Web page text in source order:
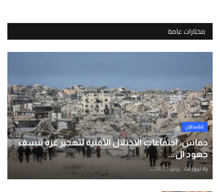
مختارات عامة
فلسطين
حماس: اجتماعات الاحتلال الأمنية لتهجير غزة تنسف
جهود ال...
يلا نيوز نت يونيو 25, 2026